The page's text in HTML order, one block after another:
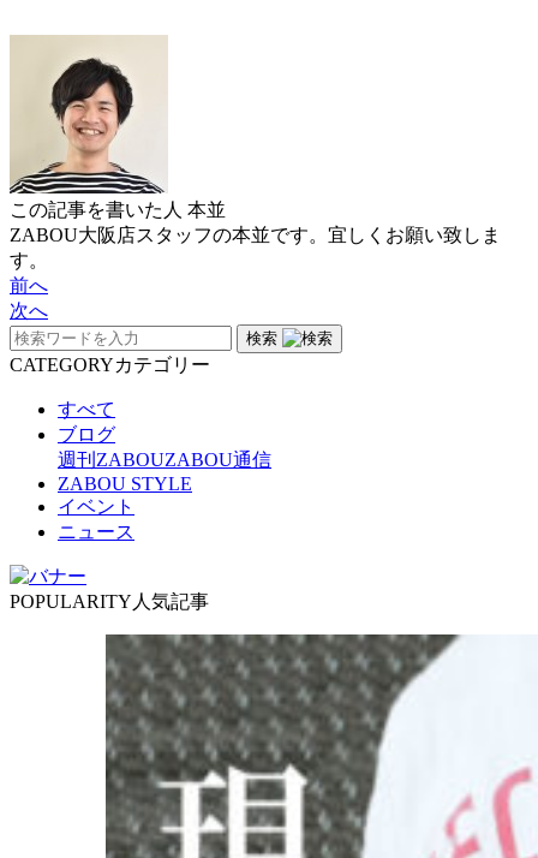
この記事を書いた人 本並
ZABOU大阪店スタッフの本並です。宜しくお願い致しま
す。
前へ
次へ
検索
CATEGORYカテゴリー
すべて
ブログ
週刊ZABOUZABOU通信
ZABOU STYLE
イベント
ニュース
POPULARITY 人気記事